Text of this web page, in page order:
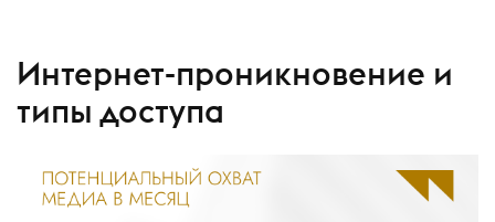
Интернет-проникновение и
типы доступа